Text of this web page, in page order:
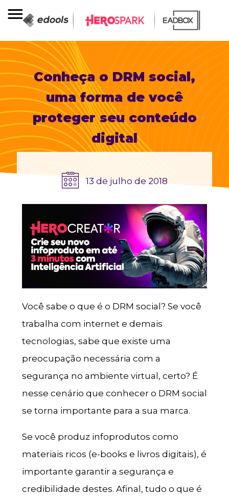
Conheça o DRM social,
uma forma de você
proteger seu conteúdo
digital
13 de julho de 2018
Você sabe o que é o DRM social? Se você
trabalha com internet e demais
tecnologias, sabe que existe uma
preocupação necessária com a
segurança no ambiente virtual, certo? É
nesse cenário que conhecer o DRM social
se torna importante para a sua marca.
Se você produz infoprodutos como
materiais ricos (e-books e livros digitais), é
importante garantir a segurança e
credibilidade destes. Afinal, tudo o que é